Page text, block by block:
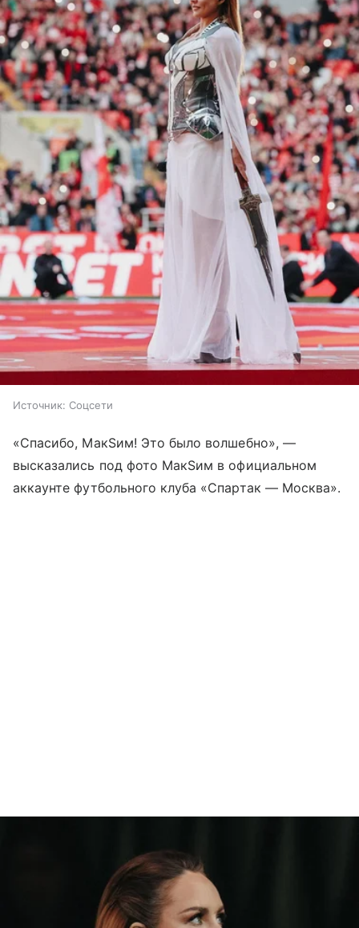
Источник: Соцсети
«Спасибо, МакSим! Это было волшебно», —
высказались под фото МакSим в официальном
аккаунте футбольного клуба «Спартак — Москва».